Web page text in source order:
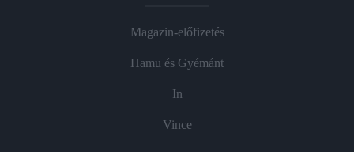
Magazin-előfizetés
Hamu és Gyémánt
In
Vince